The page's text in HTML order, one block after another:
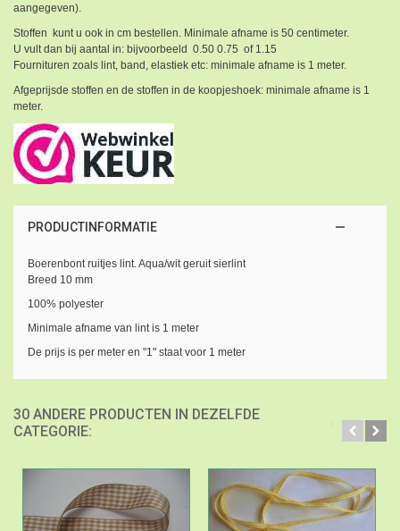
aangegeven).
Stoffen kunt u ook in cm bestellen. Minimale afname is 50 centimeter.
U vult dan bij aantal in: bijvoorbeeld 0.50 0.75 of 1.15
Fournituren zoals lint, band, elastiek etc: minimale afname is 1 meter.
Afgeprijsde stoffen en de stoffen in de koopjeshoek: minimale afname is 1
meter.
PRODUCTINFORMATIE
Boerenbont ruitjes lint. Aqua/wit geruit sierlint
Breed 10 mm
100% polyester
Minimale afname van lint is 1 meter
De prijs is per meter en "1" staat voor 1 meter
30 ANDERE PRODUCTEN IN DEZELFDE
CATEGORIE: